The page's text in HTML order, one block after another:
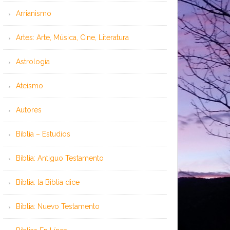
Arrianismo
Artes: Arte, Música, Cine, Literatura
Astrología
Ateísmo
Autores
Biblia – Estudios
Biblia: Antiguo Testamento
Biblia: la Biblia dice
Biblia: Nuevo Testamento